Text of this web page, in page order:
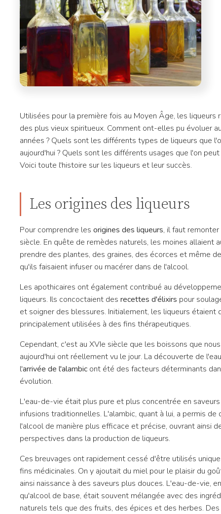
Utilisées pour la première fois au Moyen Âge, les liqueurs
des plus vieux spiritueux. Comment ont-elles pu évoluer
années ? Quels sont les différents types de liqueurs que
aujourd'hui ? Quels sont les différents usages que l'on peut
Voici toute l'histoire sur les liqueurs et leur succès.
Les origines des liqueurs
Pour comprendre les origines des liqueurs, il faut remonter
siècle. En quête de remèdes naturels, les moines allaient
prendre des plantes, des graines, des écorces et même
qu'ils faisaient infuser ou macérer dans de l'alcool.
Les apothicaires ont également contribué au
liqueurs. Ils concoctaient des recettes d'élixirs pour
et soigner des blessures. Initialement, les liqueurs étaient
principalement utilisées à des fins thérapeutiques.
Cependant, c'est au XVIe siècle que les boissons que
aujourd'hui ont réellement vu le jour. La découverte de
l'arrivée de l'alambic ont été des facteurs déterminants
évolution.
L'eau-de-vie était plus pure et plus concentrée en
infusions traditionnelles. L'alambic, quant à lui, a permis de
l'alcool de manière plus efficace et précise, ouvrant ainsi
perspectives dans la production de liqueurs.
Ces breuvages ont rapidement cessé d'être utilisés
fins médicinales. On y ajoutait du miel pour le plaisir du
ainsi naissance à des saveurs plus douces. L'eau-de-vie,
qu'alcool de base, était souvent mélangée avec des
naturels tels que des fruits, des épices et des herbes.